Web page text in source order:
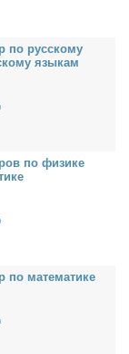
по рус­ско­му
язы­кам
по физи­ке
по ма­те­ма­ти­ке